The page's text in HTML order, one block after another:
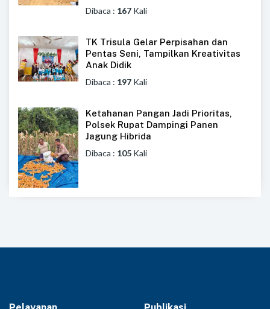
Dibaca : 167 Kali
TK Trisula Gelar Perpisahan dan
Pentas Seni, Tampilkan Kreativitas
Anak Didik
Dibaca : 197 Kali
Ketahanan Pangan Jadi Prioritas,
Polsek Rupat Dampingi Panen
Jagung Hibrida
Dibaca : 105 Kali